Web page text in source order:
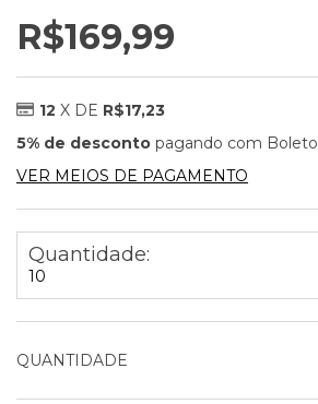
R$169,99
12 X DE R$17,23
5% de desconto pagando com Boleto
VER MEIOS DE PAGAMENTO
Quantidade:
10
QUANTIDADE